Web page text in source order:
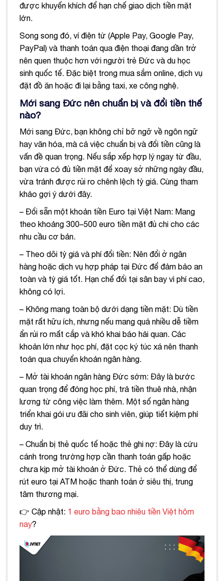
được khuyến khích để hạn chế giao dịch tiền mặt
lớn.
Song song đó, ví điện tử (Apple Pay, Google Pay,
PayPal) và thanh toán qua điện thoại đang dần trở
nên quen thuộc hơn với người trẻ Đức và du học
sinh quốc tế. Đặc biệt trong mua sắm online, dịch vụ
đặt đồ ăn hoặc đi lại bằng taxi, xe công nghệ.
Mới sang Đức nên chuẩn bị và đổi tiền thế
nào?
Mới sang Đức, bạn không chỉ bỡ ngỡ về ngôn ngữ
hay văn hóa, mà cả việc chuẩn bị và đổi tiền cũng là
vấn đề quan trọng. Nếu sắp xếp hợp lý ngay từ đầu,
bạn vừa có đủ tiền mặt để xoay sở những ngày đầu,
vừa tránh được rủi ro chênh lệch tỷ giá. Cùng tham
khảo gợi ý dưới đây.
– Đổi sẵn một khoản tiền Euro tại Việt Nam: Mang
theo khoảng 300–500 euro tiền mặt đủ chi cho các
nhu cầu cơ bản.
– Theo dõi tỷ giá và phí đổi tiền: Nên đổi ở ngân
hàng hoặc dịch vụ hợp pháp tại Đức để đảm bảo an
toàn và tỷ giá tốt. Hạn chế đổi tại sân bay vì phí cao,
không có lợi.
– Không mang toàn bộ dưới dạng tiền mặt: Dù tiền
mặt rất hữu ích, nhưng nếu mang quá nhiều dễ tiềm
ẩn rủi ro mất cắp và khó khai báo hải quan. Các
khoản lớn như học phí, đặt cọc ký túc xá nên thanh
toán qua chuyển khoản ngân hàng.
– Mở tài khoản ngân hàng Đức sớm: Đây là bước
quan trọng để đóng học phí, trả tiền thuê nhà, nhận
lương từ công việc làm thêm. Một số ngân hàng
triển khai gói ưu đãi cho sinh viên, giúp tiết kiệm phí
duy trì.
– Chuẩn bị thẻ quốc tế hoặc thẻ ghi nợ: Đây là cứu
cánh trong trường hợp cần thanh toán gấp hoặc
chưa kịp mở tài khoản ở Đức. Thẻ có thể dùng để
rút euro tại ATM hoặc thanh toán ở siêu thị, trung
tâm thương mại.
👉 Cập nhật: 1 euro bằng bao nhiêu tiền Việt hôm
nay?